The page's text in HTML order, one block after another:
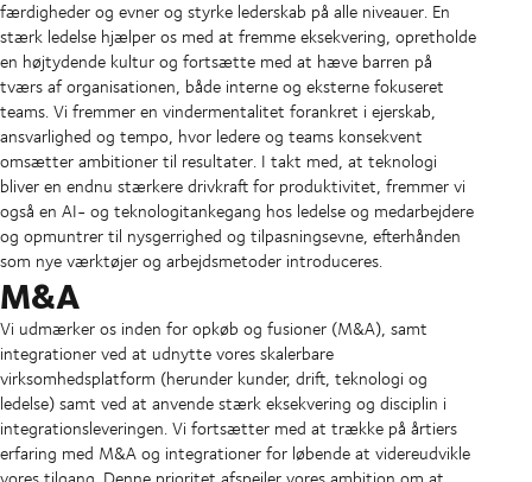
færdigheder og evner og styrke lederskab på alle niveauer. En
stærk ledelse hjælper os med at fremme eksekvering, opretholde
en højtydende kultur og fortsætte med at hæve barren på
tværs af organisationen, både interne og eksterne fokuseret
teams. Vi fremmer en vindermentalitet forankret i ejerskab,
ansvarlighed og tempo, hvor ledere og teams konsekvent
omsætter ambitioner til resultater. I takt med, at teknologi
bliver en endnu stærkere drivkraft for produktivitet, fremmer vi
også en AI- og teknologitankegang hos ledelse og medarbejdere
og opmuntrer til nysgerrighed og tilpasningsevne, efterhånden
som nye værktøjer og arbejdsmetoder introduceres.
M&A
Vi udmærker os inden for opkøb og fusioner (M&A), samt
integrationer ved at udnytte vores skalerbare
virksomhedsplatform (herunder kunder, drift, teknologi og
ledelse) samt ved at anvende stærk eksekvering og disciplin i
integrationsleveringen. Vi fortsætter med at trække på årtiers
erfaring med M&A og integrationer for løbende at videreudvikle